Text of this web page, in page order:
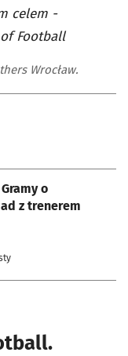
celem -
Football
Wrocław.
o
z trenerem